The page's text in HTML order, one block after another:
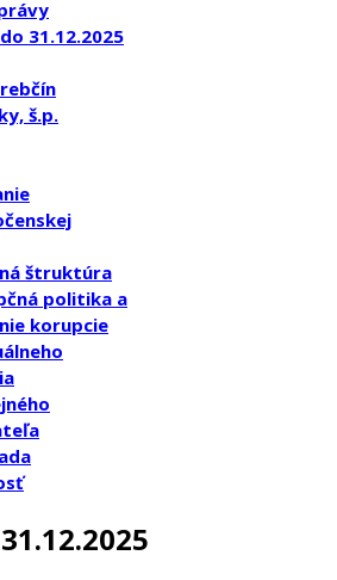
31.12.2025
š.p.
štruktúra
politika a
korupcie